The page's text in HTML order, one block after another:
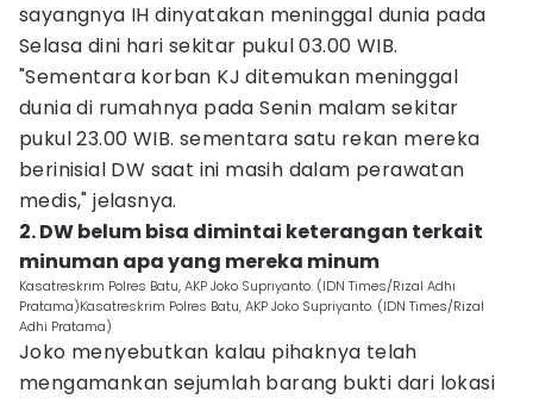
sayangnya IH dinyatakan meninggal dunia pada
Selasa dini hari sekitar pukul 03.00 WIB.
"Sementara korban KJ ditemukan meninggal
dunia di rumahnya pada Senin malam sekitar
pukul 23.00 WIB. sementara satu rekan mereka
berinisial DW saat ini masih dalam perawatan
medis," jelasnya.
2. DW belum bisa dimintai keterangan terkait
minuman apa yang mereka minum
Kasatreskrim Polres Batu, AKP Joko Supriyanto. (IDN Times/Rizal Adhi
Pratama)Kasatreskrim Polres Batu, AKP Joko Supriyanto. (IDN Times/Rizal
Adhi Pratama)
Joko menyebutkan kalau pihaknya telah
mengamankan sejumlah barang bukti dari lokasi